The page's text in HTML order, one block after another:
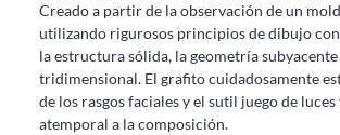
Creado a partir de la observación de un
utilizando rigurosos principios de dibujo
la estructura sólida, la geometría
tridimensional. El grafito cuidadosamente
de los rasgos faciales y el sutil juego de
atemporal a la composición.